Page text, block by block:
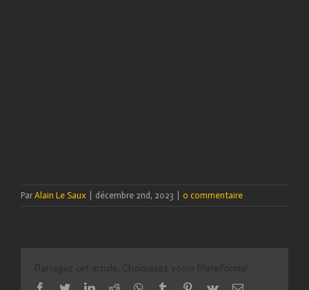
Par Alain Le Saux décembre 2nd, 2023 0 commentaire
Partagez cet article, Choisissez votre Plateforme!
facebook
twitterlinkedinreddit whatsapptumblr pinterest
vk Email